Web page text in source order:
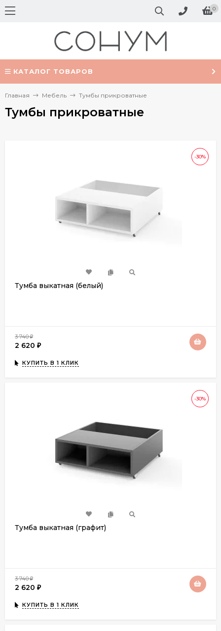
0
КАТАЛОГ ТОВАРОВ
Главная Мебель Тумбы прикроватные
Тумбы прикроватные
-30%
Тумба выкатная (белый)
3 740₽
2 620 ₽
КУПИТЬ В 1 КЛИК
-30%
Тумба выкатная (графит)
3 740₽
2 620 ₽
КУПИТЬ В 1 КЛИК